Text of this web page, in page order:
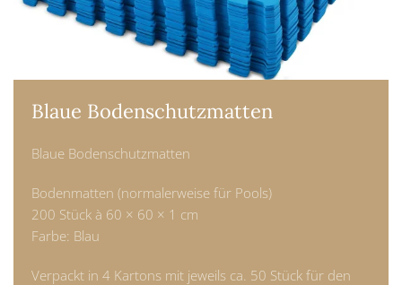
Blaue Bodenschutzmatten
Blaue Bodenschutzmatten
Bodenmatten (normalerweise für Pools)
200 Stück à 60 × 60 × 1 cm
Farbe: Blau
Verpackt in 4 Kartons mit jeweils ca. 50 Stück für den